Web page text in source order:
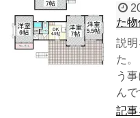
た
説明
た
う
ん
記事